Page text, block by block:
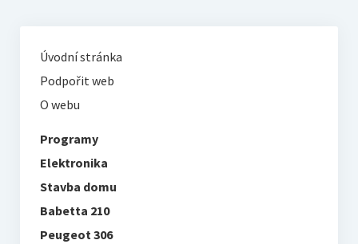
Úvodní stránka
Podpořit web
O webu
Programy
Elektronika
Stavba domu
Babetta 210
Peugeot 306